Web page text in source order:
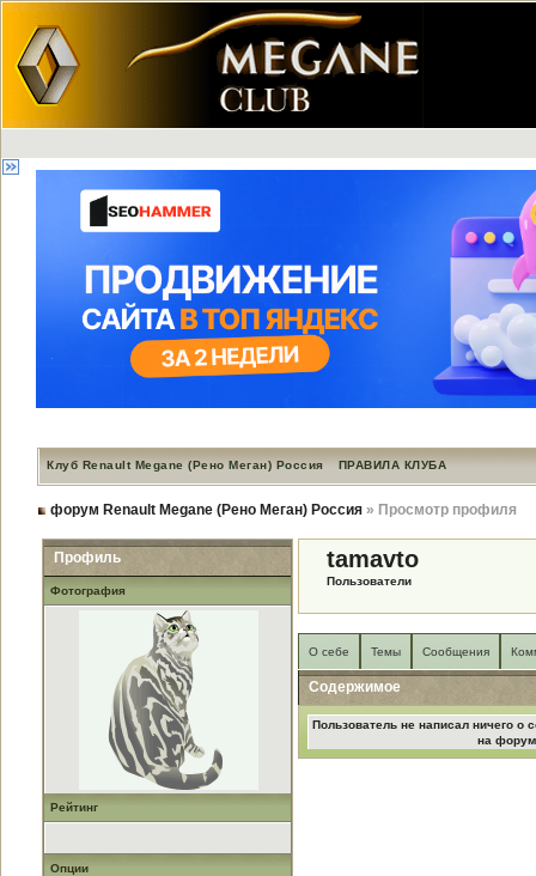
Клуб Renault Megane (Рено Меган) Россия ПРАВИЛА КЛУБА
форум Renault Megane (Рено Меган) Россия » Просмотр профиля
Профиль
Фотография
Рейтинг
Опции
tamavto
Пользователи
О себе Темы Сообщения
Содержимое
Пользователь не написал ничего о
на